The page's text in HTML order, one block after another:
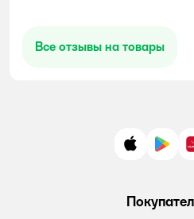
Все отзывы на товары
App Store